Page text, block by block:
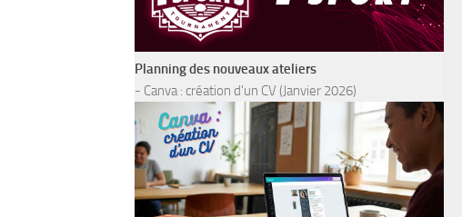
Planning des nouveaux ateliers
- Canva : création d'un CV (Janvier 2026)